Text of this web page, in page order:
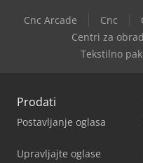
Cnc Arcade Cnc
Centri za
Tekstilno
Prodati
Postavljanje oglasa
Upravljajte oglase